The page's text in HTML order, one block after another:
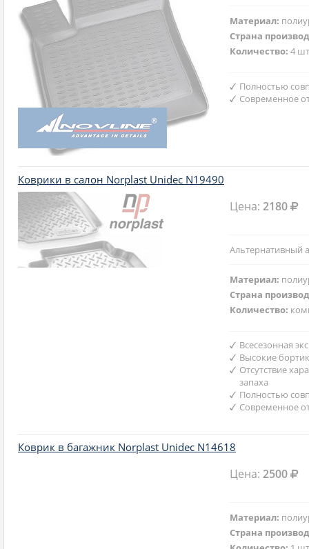
Материал:
Страна
Количество:4
Полностью
Современное
Коврики в салон Norplast Unidec N19490
Цена:2180
Альтернативный
Материал:
Страна
Количество:
Всесезонная
Высокие
Отсутствие
запаха
Полностью
Современное
Коврик в багажник Norplast Unidec N14618
Цена:2500
Материал:
Страна